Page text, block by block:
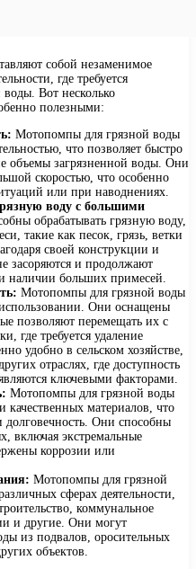
собой незаменимое
где требуется
воды. Вот несколько
полезными:
Мотопомпы для грязной воды
что позволяет быстро
объемы загрязненной воды. Они
скоростью, что особенно
или при наводнениях.
воду с большими
обрабатывать грязную воду,
такие как песок, грязь, ветки
своей конструкции и
засоряются и продолжают
наличии больших примесей.
Мотопомпы для грязной воды
Они оснащены
позволяют перемещать их с
где требуется удаление
удобно в сельском хозяйстве,
отраслях, где доступность
ключевыми факторами.
Мотопомпы для грязной воды
качественных материалов, что
долговечность. Они способны
включая экстремальные
коррозии или
Мотопомпы для грязной
сферах деятельности,
коммунальное
и другие. Они могут
из подвалов, оросительных
объектов.